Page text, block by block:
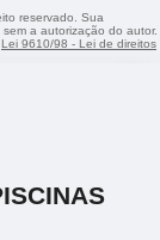
reservado. Sua
a autorização do autor.
Lei 9610/98 - Lei de direitos